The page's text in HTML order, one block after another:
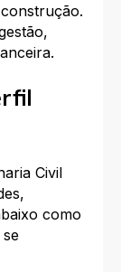
Civil
como